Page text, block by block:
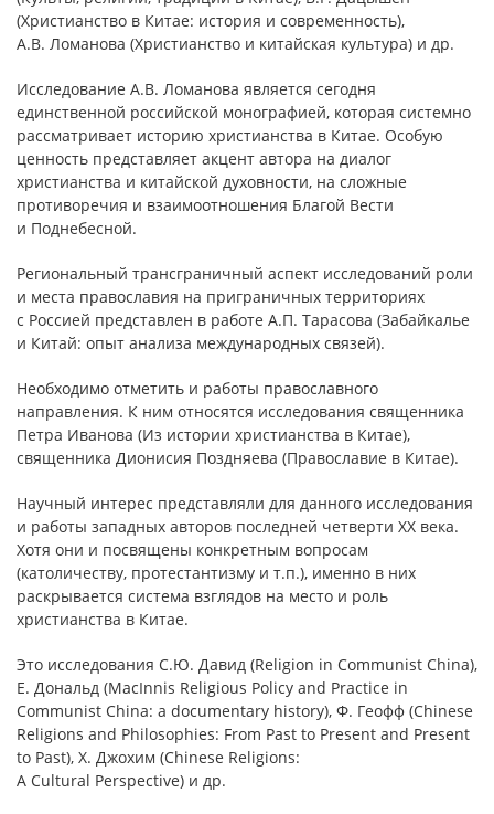
(Христианство в Китае: история и современность),
А.В. Ломанова (Христианство и китайская культура) и др.
Исследование A.B. Ломанова является сегодня
единственной российской монографией, которая системно
рассматривает историю христианства в Китае. Особую
ценность представляет акцент автора на диалог
христианства и китайской духовности, на сложные
противоречия и взаимоотношения Благой Вести
и Поднебесной.
Региональный трансграничный аспект исследований роли
и места православия на приграничных территориях
с Россией представлен в работе А.П. Тарасова (Забайкалье
и Китай: опыт анализа международных связей).
Необходимо отметить и работы православного
направления. К ним относятся исследования священника
Петра Иванова (Из истории христианства в Китае),
священника Дионисия Поздняева (Православие в Китае).
Научный интерес представляли для данного исследования
и работы западных авторов последней четверти ХХ века.
Хотя они и посвящены конкретным вопросам
(католичеству, протестантизму и т.п.), именно в них
раскрывается система взглядов на место и роль
христианства в Китае.
Это исследования С.Ю. Давид (Religion in Communist China),
Е. Дональд (MacInnis Religious Policy and Practice in
Communist China: a documentary history), Ф. Геофф (Chinese
Religions and Philosophies: From Past to Present and Present
to Past), Х. Джохим (Chinese Religions:
A Cultural Perspective) и др.